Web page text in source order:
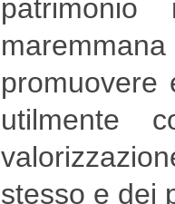
promuovere
utilmente
stesso e dei